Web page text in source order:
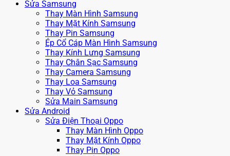
Sửa Samsung
Thay Màn Hình Samsung
Thay Mặt Kính Samsung
Thay Pin Samsung
Ép Cổ Cáp Màn Hình Samsung
Thay Kính Lưng Samsung
Thay Chân Sạc Samsung
Thay Camera Samsung
Thay Loa Samsung
Thay Vỏ Samsung
Sửa Main Samsung
Sửa Android
Sửa Điện Thoại Oppo
Thay Màn Hình Oppo
Thay Mặt Kính Oppo
Thay Pin Oppo